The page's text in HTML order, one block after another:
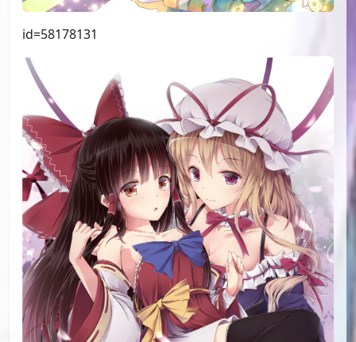
id=58178131